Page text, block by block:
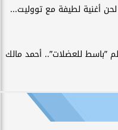
أغنية لطيفة مع تووليت...
”باسط للعضلات”.. أحمد مالك